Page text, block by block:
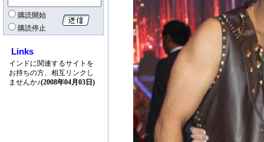
購読開始
購読停止
Links
インドに関連するサイトを
お持ちの方、相互リンクし
ませんか♪(2008年04月03日)